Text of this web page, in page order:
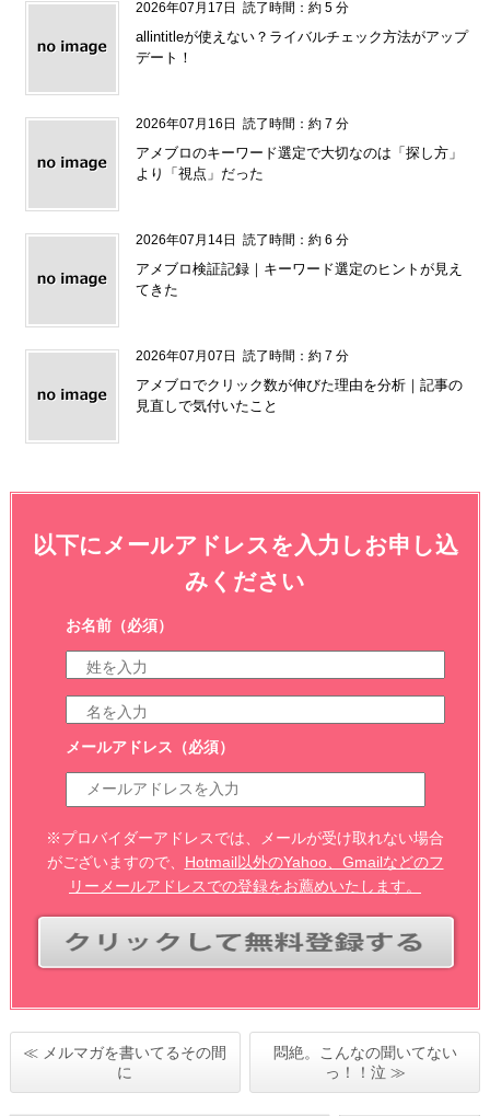
2026年07月17日読了時間：約 5 分
allintitleが使えない？ライバルチェック方法がアップ
デート！
2026年07月16日読了時間：約 7 分
アメブロのキーワード選定で大切なのは「探し方」
より「視点」だった
2026年07月14日読了時間：約 6 分
アメブロ検証記録｜キーワード選定のヒントが見え
てきた
2026年07月07日読了時間：約 7 分
アメブロでクリック数が伸びた理由を分析｜記事の
見直しで気付いたこと
以下にメールアドレスを入力しお申し込
みください
お名前（必須）
メールアドレス （必須）
※プロバイダーアドレスでは、メールが受け取れない場合
がございますので、 Hotmail以外のYahoo、Gmailなどのフ
リーメールアドレスでの登録をお薦めいたします。
≪ メルマガを書いてるその間
に
悶絶。こんなの聞いてない
っ！！泣 ≫